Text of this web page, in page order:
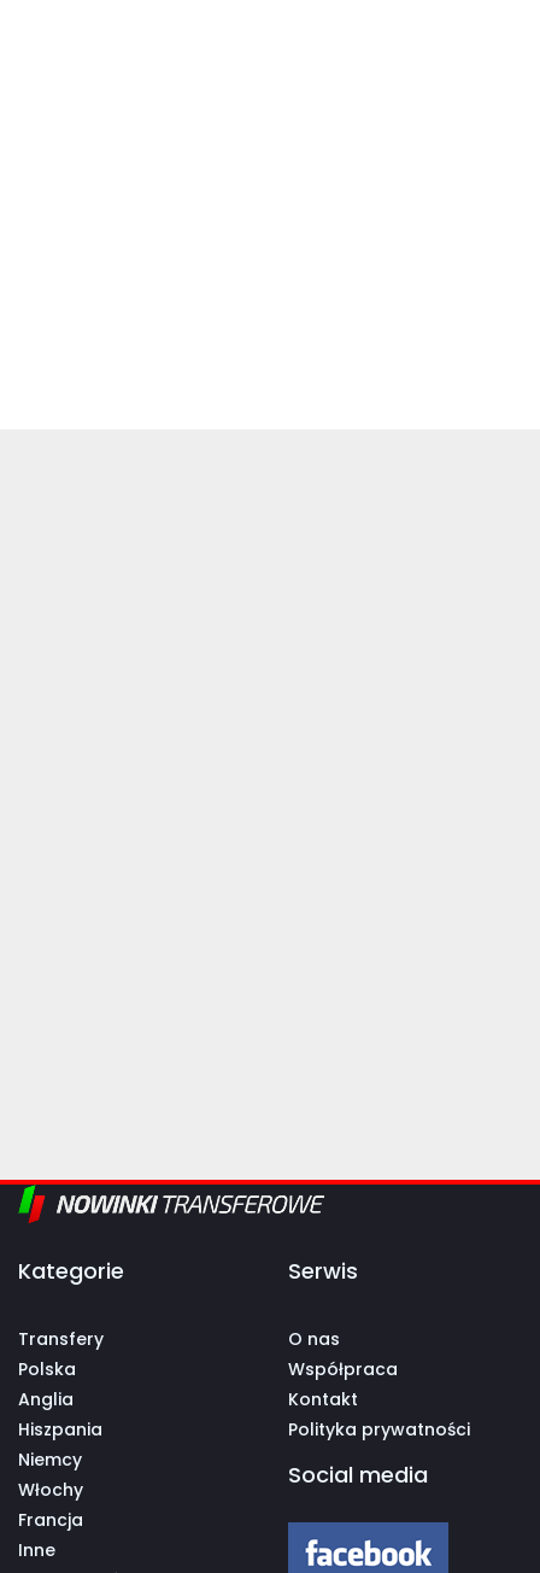
Kategorie
Transfery
Polska
Anglia
Hiszpania
Niemcy
Włochy
Francja
Inne
Serwis
O nas
Współpraca
Kontakt
Polityka prywatności
Social media